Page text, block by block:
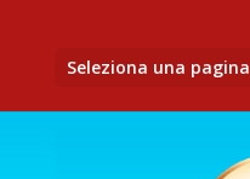
Seleziona una pagina